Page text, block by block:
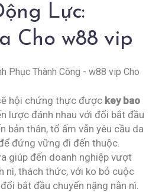
Lực:
Cho w88 vip
hội chứng thực được key bao
lược đánh nhau với đổi bắt đầu
bản thân, tổ ấm vẫn yêu cầu da
đứng vững đi đến thuộc.
giúp đến doanh nghiệp vượt
nì, thách thức, với ko bỏ cuộc
bắt đầu chuyển nặng nằn nì.